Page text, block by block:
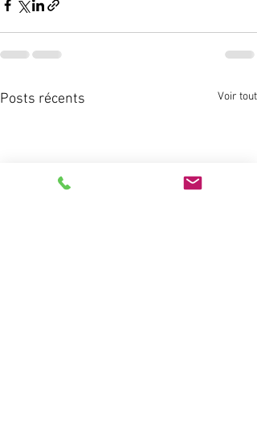
Posts récents Voir tout